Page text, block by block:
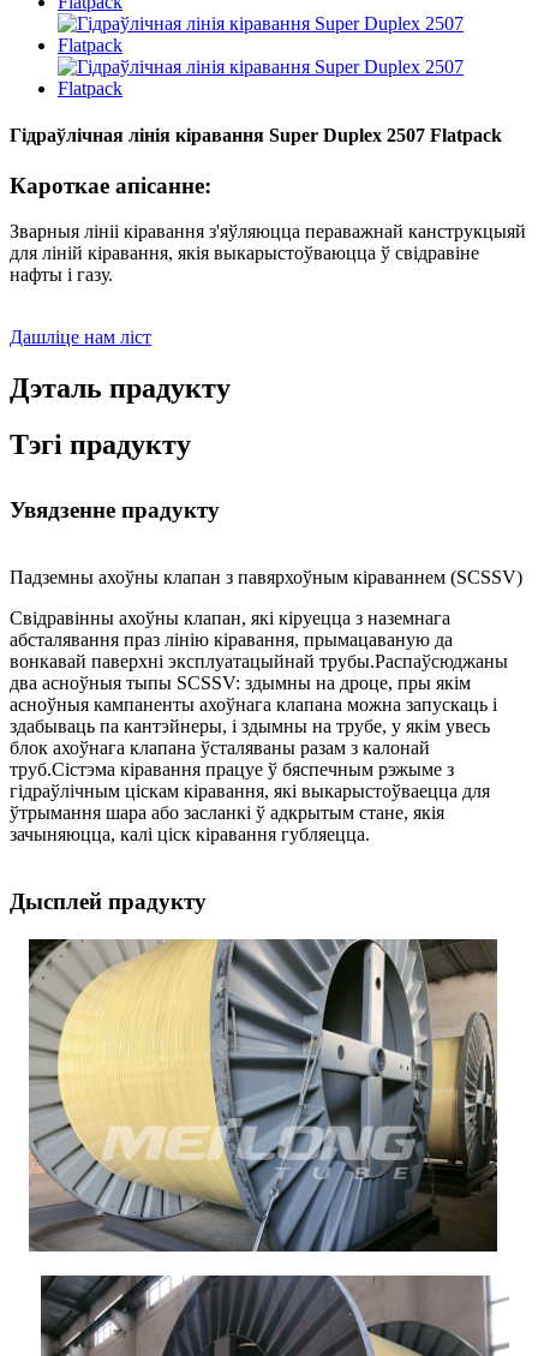
Гідраўлічная лінія кіравання Super Duplex 2507 Flatpack
Кароткае апісанне:
Зварныя лініі кіравання з'яўляюцца пераважнай канструкцыяй
для ліній кіравання, якія выкарыстоўваюцца ў свідравіне
нафты і газу.
Дашліце нам ліст
Дэталь прадукту
Тэгі прадукту
Увядзенне прадукту
Падземны ахоўны клапан з павярхоўным кіраваннем (SCSSV)
Свідравінны ахоўны клапан, які кіруецца з наземнага
абсталявання праз лінію кіравання, прымацаваную да
вонкавай паверхні эксплуатацыйнай трубы.Распаўсюджаны
два асноўныя тыпы SCSSV: здымны на дроце, пры якім
асноўныя кампаненты ахоўнага клапана можна запускаць і
здабываць па кантэйнеры, і здымны на трубе, у якім увесь
блок ахоўнага клапана ўсталяваны разам з калонай
труб.Сістэма кіравання працуе ў бяспечным рэжыме з
гідраўлічным ціскам кіравання, які выкарыстоўваецца для
ўтрымання шара або засланкі ў адкрытым стане, якія
зачыняюцца, калі ціск кіравання губляецца.
Дысплей прадукту